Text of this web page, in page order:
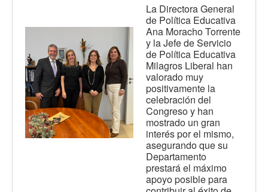
La Directora General
de Política Educativa
Ana Moracho Torrente
y la Jefe de Servicio
de Política Educativa
Milagros Liberal han
valorado muy
positivamente la
celebración del
Congreso y han
mostrado un gran
interés por el mismo,
asegurando que su
Departamento
prestará el máximo
apoyo posible para